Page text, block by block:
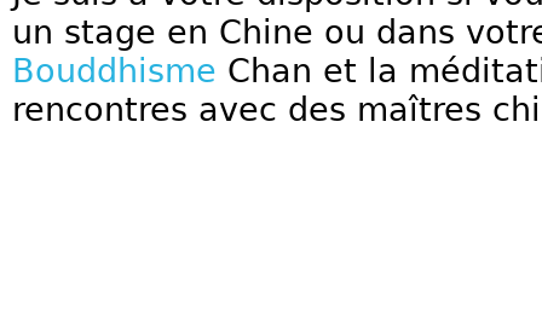
un stage en Chine ou dans
Bouddhisme Chan et la
rencontres avec des maîtres